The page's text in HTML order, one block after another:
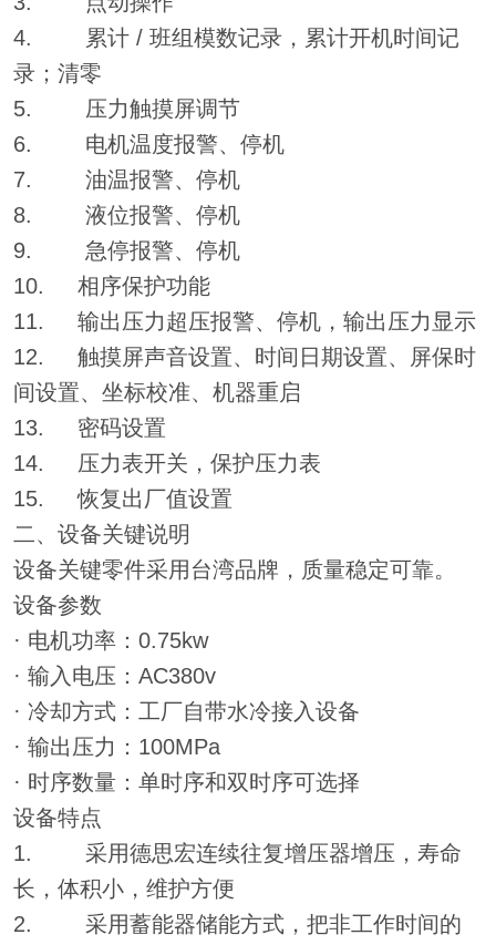
4. 累计 / 班组模数记录，累计开机时间记
录；清零
5. 压力触摸屏调节
6. 电机温度报警、停机
7. 油温报警、停机
8. 液位报警、停机
9. 急停报警、停机
10. 相序保护功能
11. 输出压力超压报警、停机，输出压力显示
12. 触摸屏声音设置、时间日期设置、屏保时
间设置、坐标校准、机器重启
13. 密码设置
14. 压力表开关，保护压力表
15. 恢复出厂值设置
二、设备关键说明
设备关键零件采用台湾品牌，质量稳定可靠。
设备参数
· 电机功率：0.75kw
· 输入电压：AC380v
· 冷却方式：工厂自带水冷接入设备
· 输出压力：100MPa
· 时序数量：单时序和双时序可选择
设备特点
1. 采用德思宏连续往复增压器增压，寿命
长，体积小，维护方便
2. 采用蓄能器储能方式，把非工作时间的